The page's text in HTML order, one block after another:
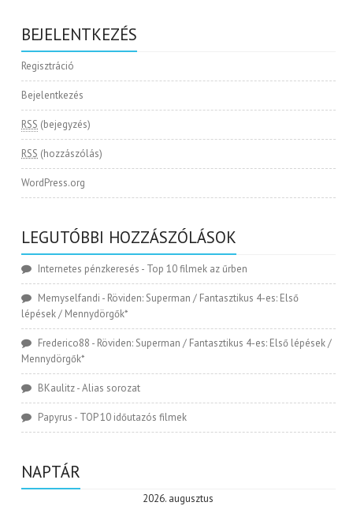
BEJELENTKEZÉS
Regisztráció
Bejelentkezés
RSS (bejegyzés)
RSS (hozzászólás)
WordPress.org
LEGUTÓBBI HOZZÁSZÓLÁSOK
Internetes pénzkeresés - Top 10 filmek az űrben
Memyselfandi - Röviden: Superman / Fantasztikus 4-es: Első
lépések / Mennydörgők*
Frederico88 - Röviden: Superman / Fantasztikus 4-es: Első lépések /
Mennydörgők*
BKaulitz-Alias sorozat
Papyrus - TOP 10 időutazós filmek
NAPTÁR
2026. augusztus